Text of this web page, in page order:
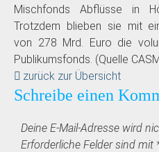
Mischfonds Abflüsse in
Trotzdem blieben sie mit
von 278 Mrd. Euro die
Publikumsfonds. (Quelle
zurück zur Übersicht
Schreibe einen
Deine E-Mail-Adresse wird
Erforderliche Felder sind mit